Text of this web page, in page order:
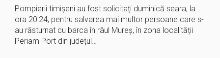
Pompierii timișeni au fost solicitați duminică seara, la
ora 20:24, pentru salvarea mai multor persoane care s-
au răsturnat cu barca în râul Mureș, în zona localității
Periam Port din județul…